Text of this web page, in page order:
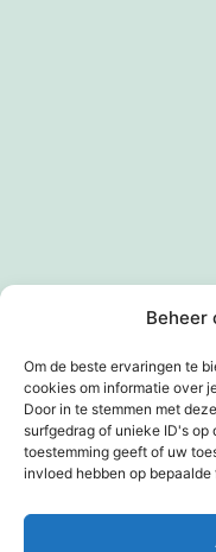
Beheer
Om de beste ervaringen te
cookies om informatie over
Door in te stemmen met
surfgedrag of unieke ID's op
toestemming geeft of uw
invloed hebben op
Mandje
TIM EN PAUL